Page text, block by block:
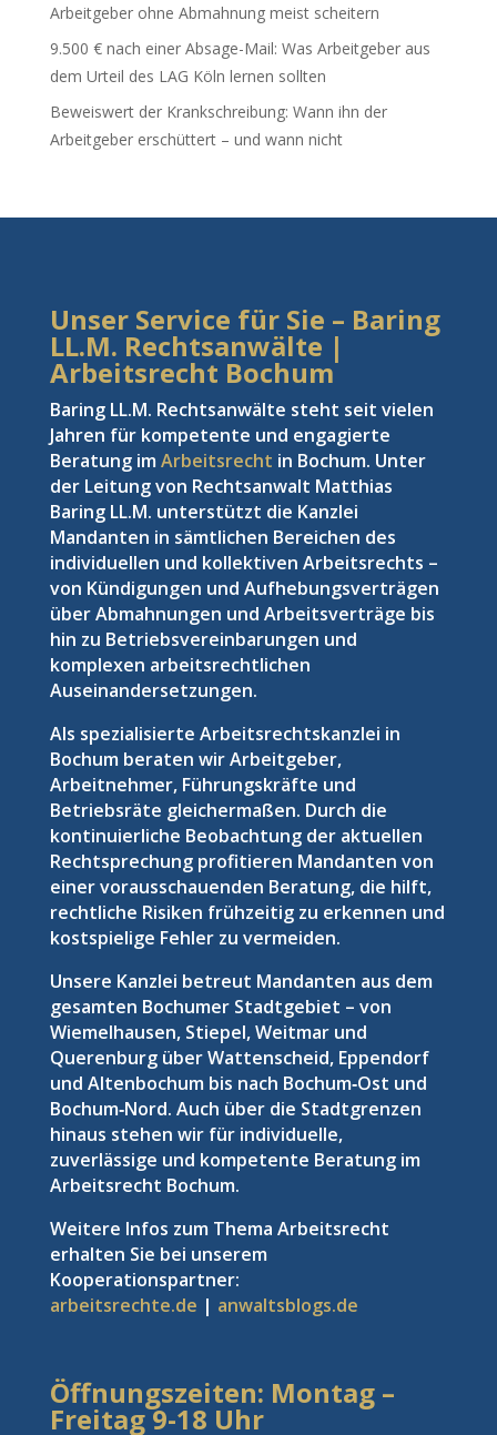
Arbeitgeber ohne Abmahnung meist scheitern
9.500 € nach einer Absage-Mail: Was Arbeitgeber aus
dem Urteil des LAG Köln lernen sollten
Beweiswert der Krankschreibung: Wann ihn der
Arbeitgeber erschüttert – und wann nicht
Unser Service für Sie – Baring
LL.M. Rechtsanwälte |
Arbeitsrecht Bochum
Baring LL.M. Rechtsanwälte steht seit vielen
Jahren für kompetente und engagierte
Beratung imArbeitsrecht in Bochum. Unter
der Leitung von Rechtsanwalt Matthias
Baring LL.M. unterstützt die Kanzlei
Mandanten in sämtlichen Bereichen des
individuellen und kollektiven Arbeitsrechts –
von Kündigungen und Aufhebungsverträgen
über Abmahnungen und Arbeitsverträge bis
hin zu Betriebsvereinbarungen und
komplexen arbeitsrechtlichen
Auseinandersetzungen.
Als spezialisierte Arbeitsrechtskanzlei in
Bochum beraten wir Arbeitgeber,
Arbeitnehmer, Führungskräfte und
Betriebsräte gleichermaßen. Durch die
kontinuierliche Beobachtung der aktuellen
Rechtsprechung profitieren Mandanten von
einer vorausschauenden Beratung, die hilft,
rechtliche Risiken frühzeitig zu erkennen und
kostspielige Fehler zu vermeiden.
Unsere Kanzlei betreut Mandanten aus dem
gesamten Bochumer Stadtgebiet – von
Wiemelhausen, Stiepel, Weitmar und
Querenburg über Wattenscheid, Eppendorf
und Altenbochum bis nach Bochum‑Ost und
Bochum‑Nord. Auch über die Stadtgrenzen
hinaus stehen wir für individuelle,
zuverlässige und kompetente Beratung im
Arbeitsrecht Bochum.
Weitere Infos zum Thema Arbeitsrecht
erhalten Sie bei unserem
Kooperationspartner:
arbeitsrechte.de | anwaltsblogs.de
Öffnungszeiten: Montag –
Freitag9-18 Uhr